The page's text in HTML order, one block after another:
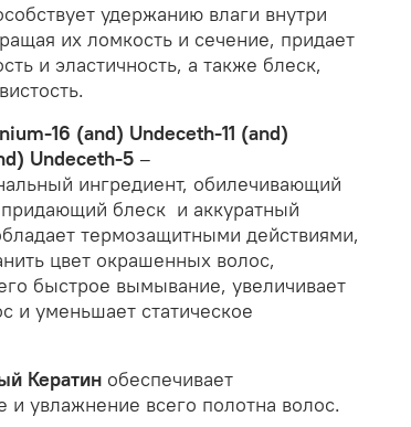
удержанию влаги внутри
их ломкость и сечение, придает
и эластичность, а также блеск,
16 (and) Undeceth-11 (and)
Undeceth-5 –
ингредиент, обилечивающий
блеск и аккуратный
термозащитными действиями,
цвет окрашенных волос,
быстрое вымывание, увеличивает
и уменьшает статическое
Кератин обеспечивает
и увлажнение всего полотна волос.